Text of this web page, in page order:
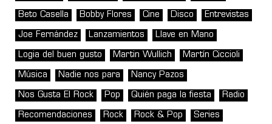
Beto Casella Bobby Flores Cine Disco Entrevistas
Joe Fernández Lanzamientos Llave en Mano
Logia del buen gusto Martin Wullich Martín Ciccioli
Música Nadie nos para Nancy Pazos
Nos Gusta El Rock Pop Quién paga la fiesta Radio
Recomendaciones Rock Rock & Pop Series